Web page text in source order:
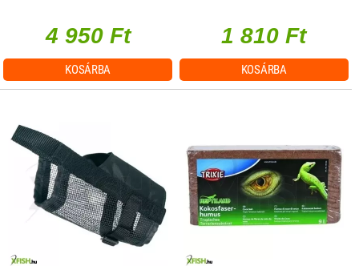
4 950 Ft
KOSÁRBA
1 810 Ft
KOSÁRBA